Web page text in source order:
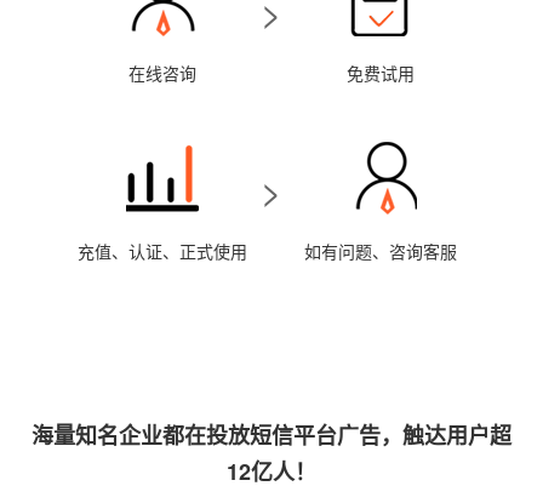
在线咨询
>
免费试用
充值、认证、正式使用
>
如有问题、咨询客服
海量知名企业都在投放短信平台广告，触达用户超
12亿人！